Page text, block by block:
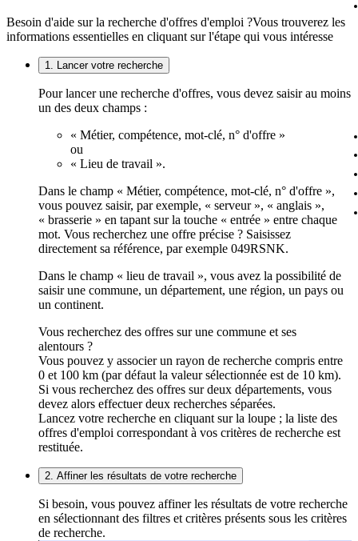
Besoin d'aide sur la recherche d'offres d'emploi ?Vous trouverez les
informations essentielles en cliquant sur l'étape qui vous intéresse
1. Lancer votre recherche
Pour lancer une recherche d'offres, vous devez saisir au moins
un des deux champs :
« Métier, compétence, mot-clé, n° d'offre »
ou
« Lieu de travail ».
Dans le champ « Métier, compétence, mot-clé, n° d'offre »,
vous pouvez saisir, par exemple, « serveur », « anglais »,
« brasserie » en tapant sur la touche « entrée » entre chaque
mot. Vous recherchez une offre précise ? Saisissez
directement sa référence, par exemple 049RSNK.
Dans le champ « lieu de travail », vous avez la possibilité de
saisir une commune, un département, une région, un pays ou
un continent.
Vous recherchez des offres sur une commune et ses
alentours ?
Vous pouvez y associer un rayon de recherche compris entre
0 et 100 km (par défaut la valeur sélectionnée est de 10 km).
Si vous recherchez des offres sur deux départements, vous
devez alors effectuer deux recherches séparées.
Lancez votre recherche en cliquant sur la loupe ; la liste des
offres d'emploi correspondant à vos critères de recherche est
restituée.
2. Affiner les résultats de votre recherche
Si besoin, vous pouvez affiner les résultats de votre recherche
en sélectionnant des filtres et critères présents sous les critères
de recherche.